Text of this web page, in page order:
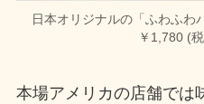
日本オリジナルの「ふわふわ
￥1,780 (
本場アメリカの店舗では